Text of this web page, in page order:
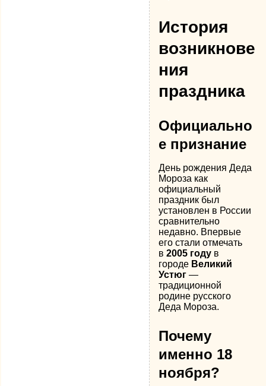
История
возникнове
ния
праздника
Официально
е признание
День рождения Деда
Мороза как
официальный
праздник был
установлен в России
сравнительно
недавно. Впервые
его стали отмечать
в2005 году в
городе Великий
Устюг —
традиционной
родине русского
Деда Мороза.
Почему
именно 18
ноября?